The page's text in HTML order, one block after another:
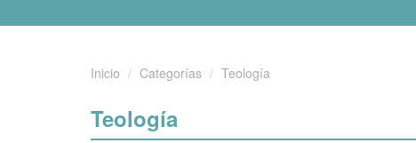
Inicio Categorías Teología
Teología